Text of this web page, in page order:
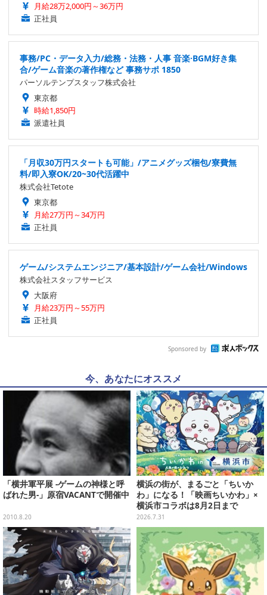
月給28万2,000円～36万円
正社員
事務/PC・データ入力/総務・法務・人事 音楽·BGM好き集
合/ゲーム音楽の著作権など 事務サポ 1850
パーソルテンプスタッフ株式会社
東京都
時給1,850円
派遣社員
「月収30万円スタートも可能」/アニメグッズ梱包/寮費無
料/即入寮OK/20~30代活躍中
株式会社Tetote
東京都
月給27万円～34万円
正社員
ゲーム/システムエンジニア/基本設計/ゲーム会社/Windows
株式会社スタッフサービス
大阪府
月給23万円～55万円
正社員
Sponsored by
今、あなたにオススメ
「横井軍平展 -ゲームの神様と呼
ばれた男-」原宿VACANTで開催中
2010.8.20
横浜の街が、まるごと「ちいか
わ」になる！「映画ちいかわ」×
横浜市コラボは8月2日まで
2026.7.31